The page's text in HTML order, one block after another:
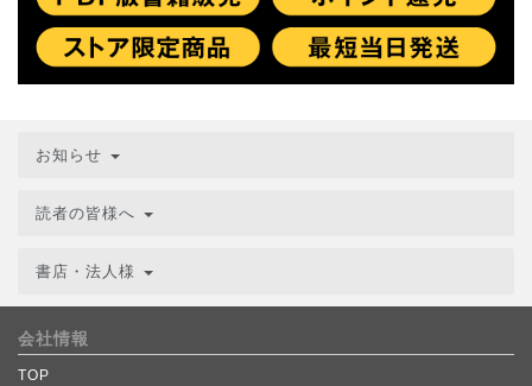
お知らせ
読者の皆様へ
書店・法人様
会社情報
TOP